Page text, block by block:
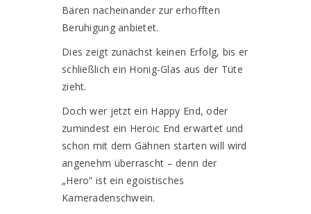
Bären nacheinander zur erhofften
Beruhigung anbietet.
Dies zeigt zunächst keinen Erfolg, bis er
schließlich ein Honig-Glas aus der Tüte
zieht.
Doch wer jetzt ein Happy End, oder
zumindest ein Heroic End erwartet und
schon mit dem Gähnen starten will wird
angenehm überrascht – denn der
„Hero“ ist ein egoistisches
Kameradenschwein.